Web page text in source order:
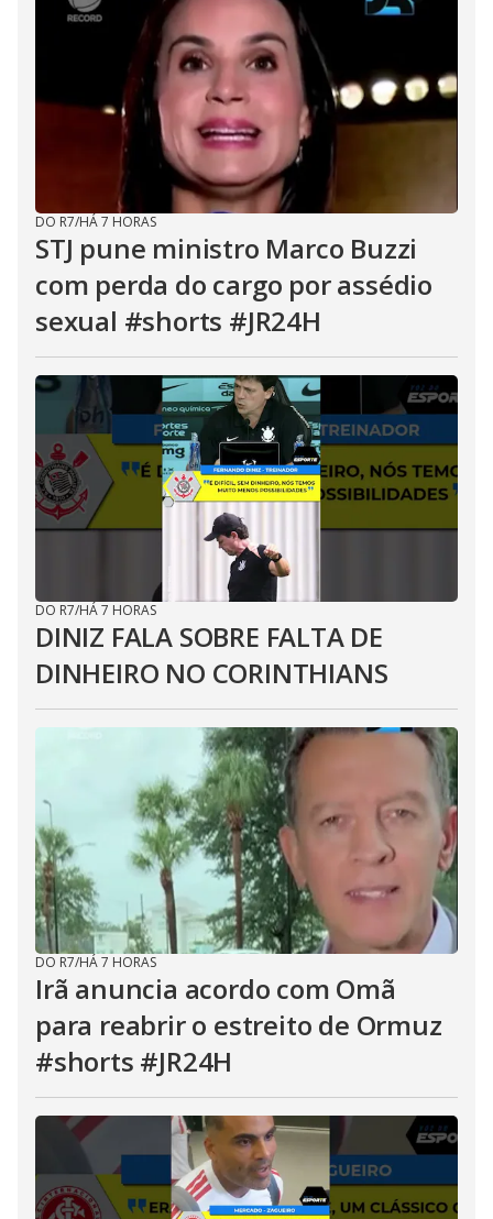
DO R7/HÁ 7 HORAS
STJ pune ministro Marco Buzzi
com perda do cargo por assédio
sexual #shorts #JR24H
DO R7/HÁ 7 HORAS
DINIZ FALA SOBRE FALTA DE
DINHEIRO NO CORINTHIANS
DO R7/HÁ 7 HORAS
Irã anuncia acordo com Omã
para reabrir o estreito de Ormuz
#shorts #JR24H